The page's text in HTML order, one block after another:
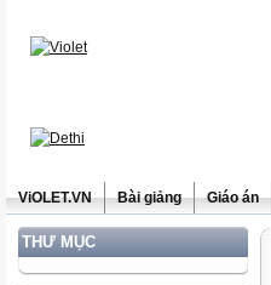
ViOLET.VN Bài giảng Giáo án
THƯ MỤC